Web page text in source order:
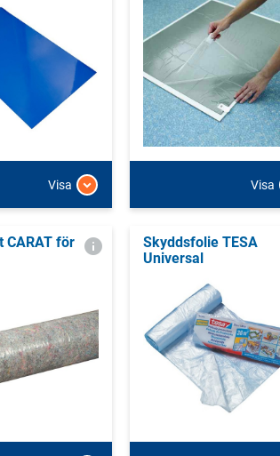
Visa Visa
CARAT för
Skyddsfolie TESA
Universal